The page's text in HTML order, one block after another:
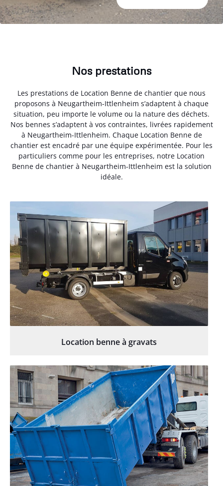
Nos prestations
Les prestations de Location Benne de chantier que nous
proposons à Neugartheim-Ittlenheim s’adaptent à chaque
situation, peu importe le volume ou la nature des déchets.
Nos bennes s’adaptent à vos contraintes, livrées rapidement
à Neugartheim-Ittlenheim. Chaque Location Benne de
chantier est encadré par une équipe expérimentée. Pour les
particuliers comme pour les entreprises, notre Location
Benne de chantier à Neugartheim-Ittlenheim est la solution
idéale.
Location benne à gravats